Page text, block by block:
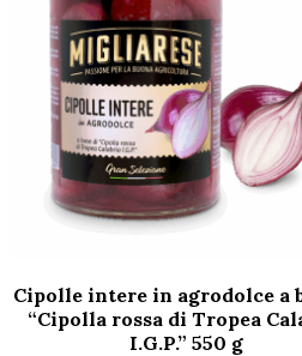
Cipolle intere in agrodolce a
“Cipolla rossa di Tropea
I.G.P.” 550 g